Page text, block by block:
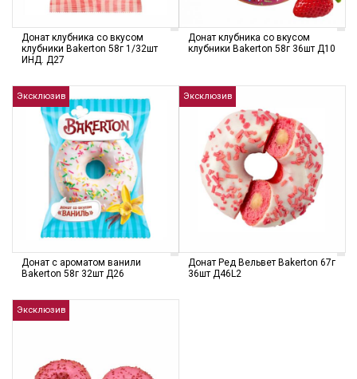
Донат клубника со вкусом
клубники Bakerton 58г 1/32шт
ИНД. Д27
Донат клубника со вкусом
клубники Bakerton 58г 36шт Д10
Эксклюзив
Донат с ароматом ванили
Bakerton 58г 32шт Д26
Эксклюзив
Донат Ред Вельвет Bakerton 67г
36шт Д46L2
Эксклюзив